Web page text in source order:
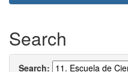
Search
Search: